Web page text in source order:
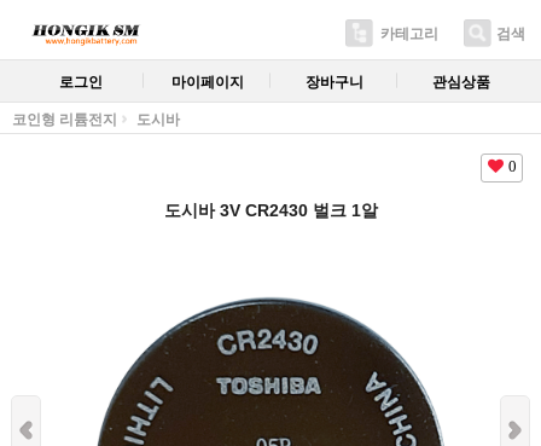
카테고리 검색
로그인 마이페이지 장바구니 관심상품
코인형 리튬전지 도시바
0
도시바 3V CR2430 벌크 1알